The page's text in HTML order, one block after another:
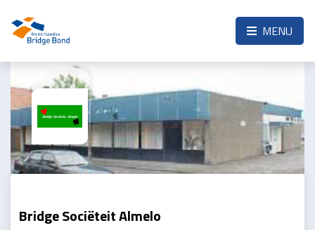
MENU
Bridge Sociëteit Almelo